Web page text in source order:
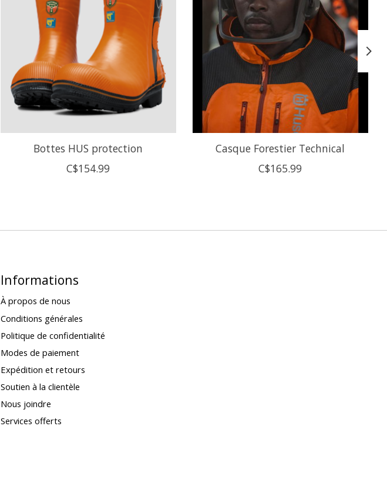
Bottes HUS protection
C$154.99
Casque Forestier Technical
C$165.99
Informations
À propos de nous
Conditions générales
Politique de confidentialité
Modes de paiement
Expédition et retours
Soutien à la clientèle
Nous joindre
Services offerts